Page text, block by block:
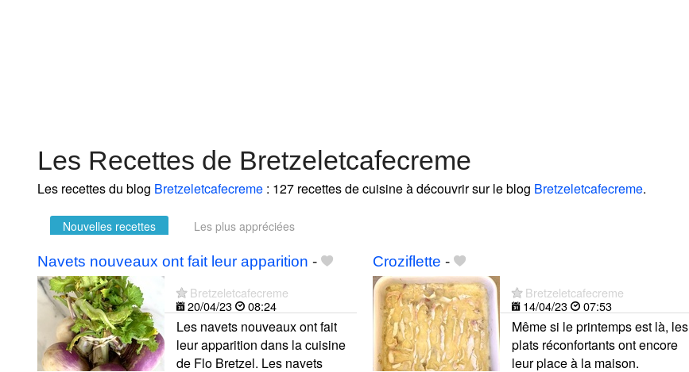
Les Recettes de Bretzeletcafecreme
Les recettes du blog Bretzeletcafecreme : 127 recettes de cuisine à découvrir sur le blog Bretzeletcafecreme.
Nouvelles recettes Les plus appréciées
Navets nouveaux ont fait leur apparition -
Bretzeletcafecreme
20/04/23
08:24
Les navets nouveaux ont fait
leur apparition dans la cuisine
de Flo Bretzel. Les navets
Croziflette -
Bretzeletcafecreme
14/04/23
07:53
Même si le printemps est là, les
plats réconfortants ont encore
leur place à la maison.